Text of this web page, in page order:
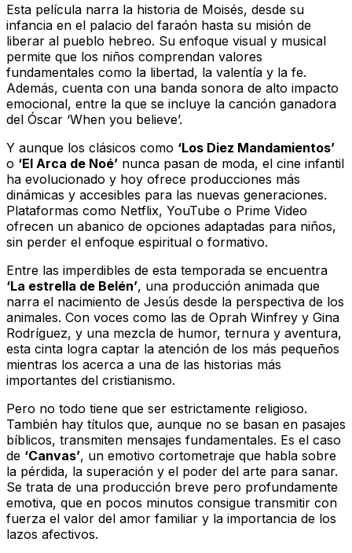
Esta película narra la historia de Moisés, desde su
infancia en el palacio del faraón hasta su misión de
liberar al pueblo hebreo. Su enfoque visual y musical
permite que los niños comprendan valores
fundamentales como la libertad, la valentía y la fe.
Además, cuenta con una banda sonora de alto impacto
emocional, entre la que se incluye la canción ganadora
del Óscar ‘When you believe’.
Y aunque los clásicos como ‘Los Diez Mandamientos’
o ‘El Arca de Noé’ nunca pasan de moda, el cine infantil
ha evolucionado y hoy ofrece producciones más
dinámicas y accesibles para las nuevas generaciones.
Plataformas como Netflix, YouTube o Prime Video
ofrecen un abanico de opciones adaptadas para niños,
sin perder el enfoque espiritual o formativo.
Entre las imperdibles de esta temporada se encuentra
‘La estrella de Belén’, una producción animada que
narra el nacimiento de Jesús desde la perspectiva de los
animales. Con voces como las de Oprah Winfrey y Gina
Rodríguez, y una mezcla de humor, ternura y aventura,
esta cinta logra captar la atención de los más pequeños
mientras los acerca a una de las historias más
importantes del cristianismo.
Pero no todo tiene que ser estrictamente religioso.
También hay títulos que, aunque no se basan en pasajes
bíblicos, transmiten mensajes fundamentales. Es el caso
de ‘Canvas’, un emotivo cortometraje que habla sobre
la pérdida, la superación y el poder del arte para sanar.
Se trata de una producción breve pero profundamente
emotiva, que en pocos minutos consigue transmitir con
fuerza el valor del amor familiar y la importancia de los
lazos afectivos.